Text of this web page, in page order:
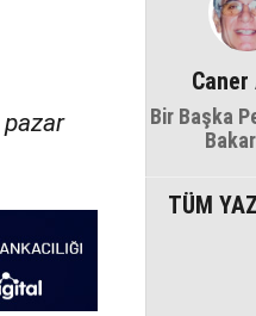
pazar
Bir Başka
TÜM